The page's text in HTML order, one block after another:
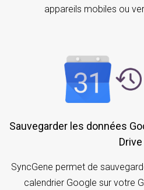
appareils mobiles ou
Sauvegarder les données Google Agenda sur Google
Drive
SyncGene permet de
calendrier Google sur votre